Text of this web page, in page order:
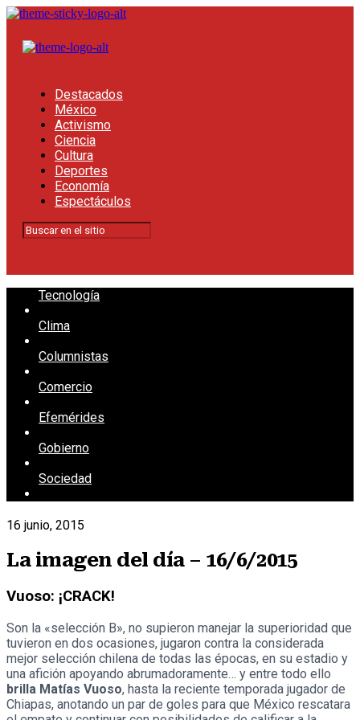
Destacados
México
Activismo
Ciencia
Cultura
Deportes
Economía
Espectáculos
Tecnología
Clima
Columnistas
Comercio
Efemérides
Gobierno
Sociedad
16 junio, 2015
La imagen del día – 16/6/2015
Vuoso: ¡CRACK!
Son la «selección B», no supieron manejar la superioridad que
tuvieron en dos ocasiones, jugaron contra la considerada
mejor selección chilena de todas las épocas, en su estadio y
una afición apoyando abrumadoramente… y entre todo ello
brilla Matías Vuoso, hasta la reciente temporada jugador de
Chiapas, anotando un par de goles para que México rescatara